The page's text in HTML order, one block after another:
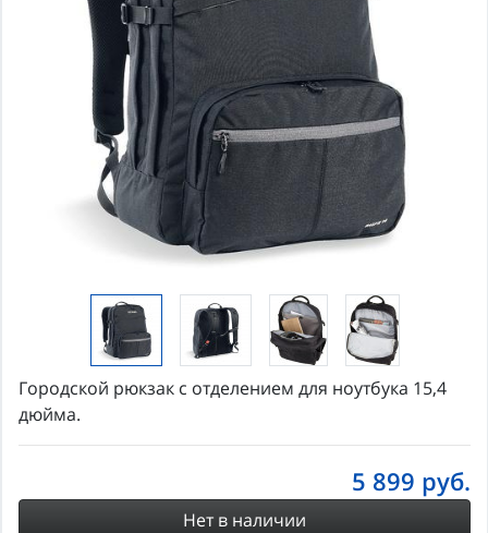
Городской рюкзак с отделением для ноутбука 15,4
дюйма.
5 899 руб.
Нет в наличии